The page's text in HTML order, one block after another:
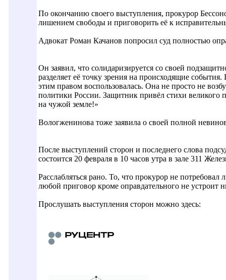
По окончанию своего выступления, прокурор
лишением свободы и приговорить её к
Адвокат Роман Качанов попросил суд полностью
Он заявил, что солидаризируется со своей
разделяет её точку зрения на происходящие
этим правом воспользовалась. Она не просто не
политики России. Защитник привёл стихи великого
на чужой земле!»
Вологженинова тоже заявила о своей полной
После выступлений сторон и последнего слова
состоится 20 февраля в 10 часов утра в зале 311
Расслабляться рано. То, что прокурор не
любой приговор кроме оправдательного не устроит
Прослушать выступления сторон можно здесь: